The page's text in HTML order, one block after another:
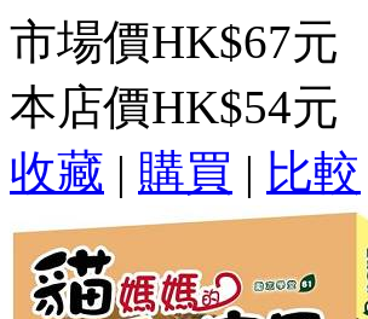
市場價HK$67元
本店價HK$54元
收藏 | 購買 | 比較